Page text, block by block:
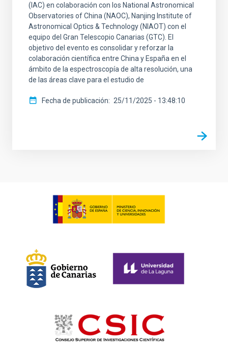
(IAC) en colaboración con los National Astronomical
Observatories of China (NAOC), Nanjing Institute of
Astronomical Optics & Technology (NIAOT) con el
equipo del Gran Telescopio Canarias (GTC). El
objetivo del evento es consolidar y reforzar la
colaboración científica entre China y España en el
ámbito de la espectroscopía de alta resolución, una
de las áreas clave para el estudio de
Fecha de publicación 25/11/2025 - 13:48:10